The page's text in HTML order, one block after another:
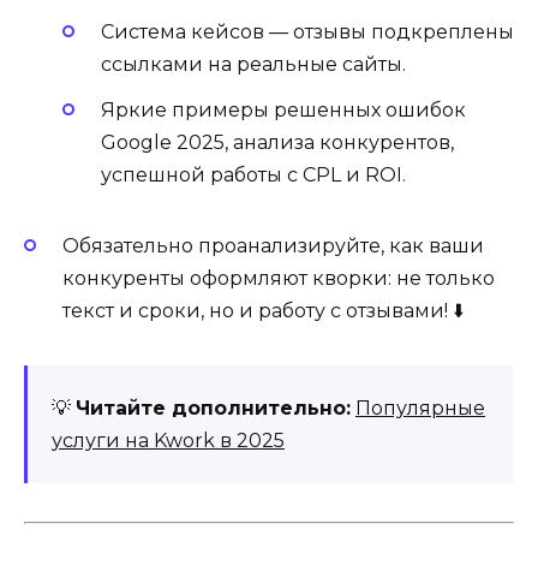
Система кейсов — отзывы подкреплены
ссылками на реальные сайты.
Яркие примеры решенных ошибок
Google 2025, анализа конкурентов,
успешной работы с CPL и ROI.
Обязательно проанализируйте, как ваши
конкуренты оформляют кворки: не только
текст и сроки, но и работу с отзывами! ⬇️
💡 Читайте дополнительно: Популярные
услуги на Kwork в 2025